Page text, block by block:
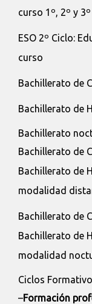
curso 1º, 2º y 3º
ESO 2º Ciclo:
curso
Bachillerato de
Bachillerato de
Bachillerato
Bachillerato de
Bachillerato de
modalidad
Bachillerato de
Bachillerato de
modalidad
Ciclos
–Formación